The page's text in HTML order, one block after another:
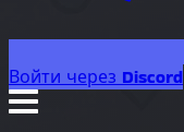
Войти через Discord